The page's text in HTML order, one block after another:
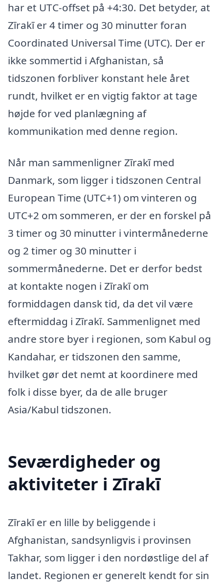
har et UTC-offset på +4:30. Det betyder, at
Zīrakī er 4 timer og 30 minutter foran
Coordinated Universal Time (UTC). Der er
ikke sommertid i Afghanistan, så
tidszonen forbliver konstant hele året
rundt, hvilket er en vigtig faktor at tage
højde for ved planlægning af
kommunikation med denne region.
Når man sammenligner Zīrakī med
Danmark, som ligger i tidszonen Central
European Time (UTC+1) om vinteren og
UTC+2 om sommeren, er der en forskel på
3 timer og 30 minutter i vintermånederne
og 2 timer og 30 minutter i
sommermånederne. Det er derfor bedst
at kontakte nogen i Zīrakī om
formiddagen dansk tid, da det vil være
eftermiddag i Zīrakī. Sammenlignet med
andre store byer i regionen, som Kabul og
Kandahar, er tidszonen den samme,
hvilket gør det nemt at koordinere med
folk i disse byer, da de alle bruger
Asia/Kabul tidszonen.
Seværdigheder og
aktiviteter i Zīrakī
Zīrakī er en lille by beliggende i
Afghanistan, sandsynligvis i provinsen
Takhar, som ligger i den nordøstlige del af
landet. Regionen er generelt kendt for sin